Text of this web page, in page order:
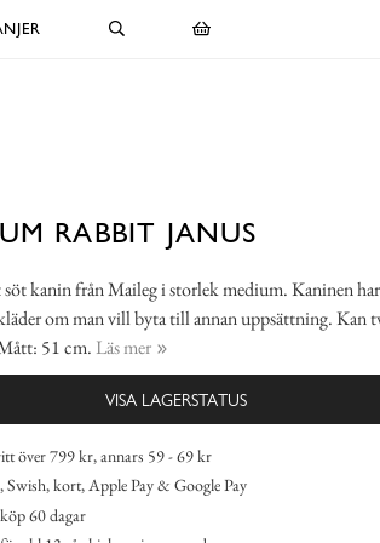
RABBIT JANUS
kanin från Maileg i storlek medium. Kaninen har
om man vill byta till annan uppsättning. Kan
51 cm. Läs mer
VISA LAGERSTATUS
över 799 kr, annars 59 - 69 kr
Swish, kort, Apple Pay & Google Pay
60 dagar